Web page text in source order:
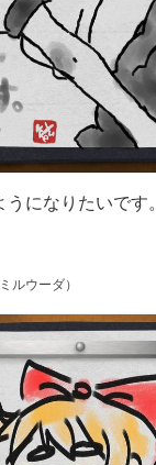
うになりたいです
ルウーダ）